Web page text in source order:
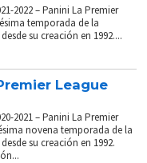
2022 – Panini La Premier
temporada de la
su creación en 1992....
League
2021 – Panini La Premier
novena temporada de la
su creación en 1992.